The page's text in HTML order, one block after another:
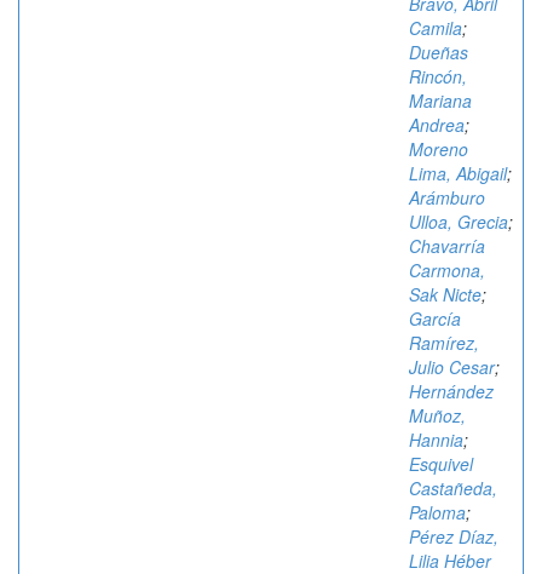
Camila;
Dueñas
Rincón,
Mariana
Andrea;
Moreno
Lima, Abigail;
Arámburo
Ulloa, Grecia;
Chavarría
Carmona,
Sak Nicte;
García
Ramírez,
Julio Cesar;
Hernández
Muñoz,
Hannia;
Esquivel
Castañeda,
Paloma;
Pérez Díaz,
Lilia Héber